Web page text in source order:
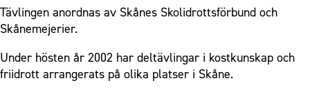
Vanliga frågor om 1910 Event
Grundskolefotboll mot rasismer
Skolakademier
Fonder
Policydokument
Personuppgiftspolicy
Tävlingen anordnas av Skånes Skolidrottsförbund och
Skånemejerier.
Under hösten år 2002 har deltävlingar i kostkunskap och
friidrott arrangerats på olika platser i Skåne.